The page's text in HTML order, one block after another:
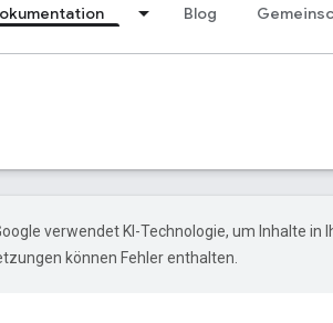
Blog
verwendet KI-Technologie, um Inhalte in
können Fehler enthalten.